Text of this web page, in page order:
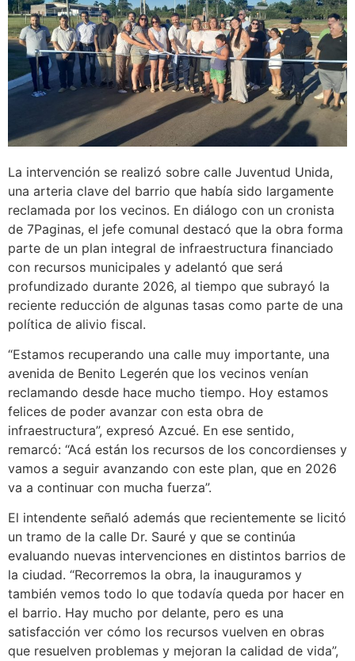
La intervención se realizó sobre calle Juventud Unida,
una arteria clave del barrio que había sido largamente
reclamada por los vecinos. En diálogo con un cronista
de 7Paginas, el jefe comunal destacó que la obra forma
parte de un plan integral de infraestructura financiado
con recursos municipales y adelantó que será
profundizado durante 2026, al tiempo que subrayó la
reciente reducción de algunas tasas como parte de una
política de alivio fiscal.
“Estamos recuperando una calle muy importante, una
avenida de Benito Legerén que los vecinos venían
reclamando desde hace mucho tiempo. Hoy estamos
felices de poder avanzar con esta obra de
infraestructura”, expresó Azcué. En ese sentido,
remarcó: “Acá están los recursos de los concordienses y
vamos a seguir avanzando con este plan, que en 2026
va a continuar con mucha fuerza”.
El intendente señaló además que recientemente se licitó
un tramo de la calle Dr. Sauré y que se continúa
evaluando nuevas intervenciones en distintos barrios de
la ciudad. “Recorremos la obra, la inauguramos y
también vemos todo lo que todavía queda por hacer en
el barrio. Hay mucho por delante, pero es una
satisfacción ver cómo los recursos vuelven en obras
que resuelven problemas y mejoran la calidad de vida”,